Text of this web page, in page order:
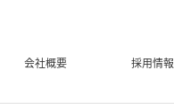
会社概要 採用情報